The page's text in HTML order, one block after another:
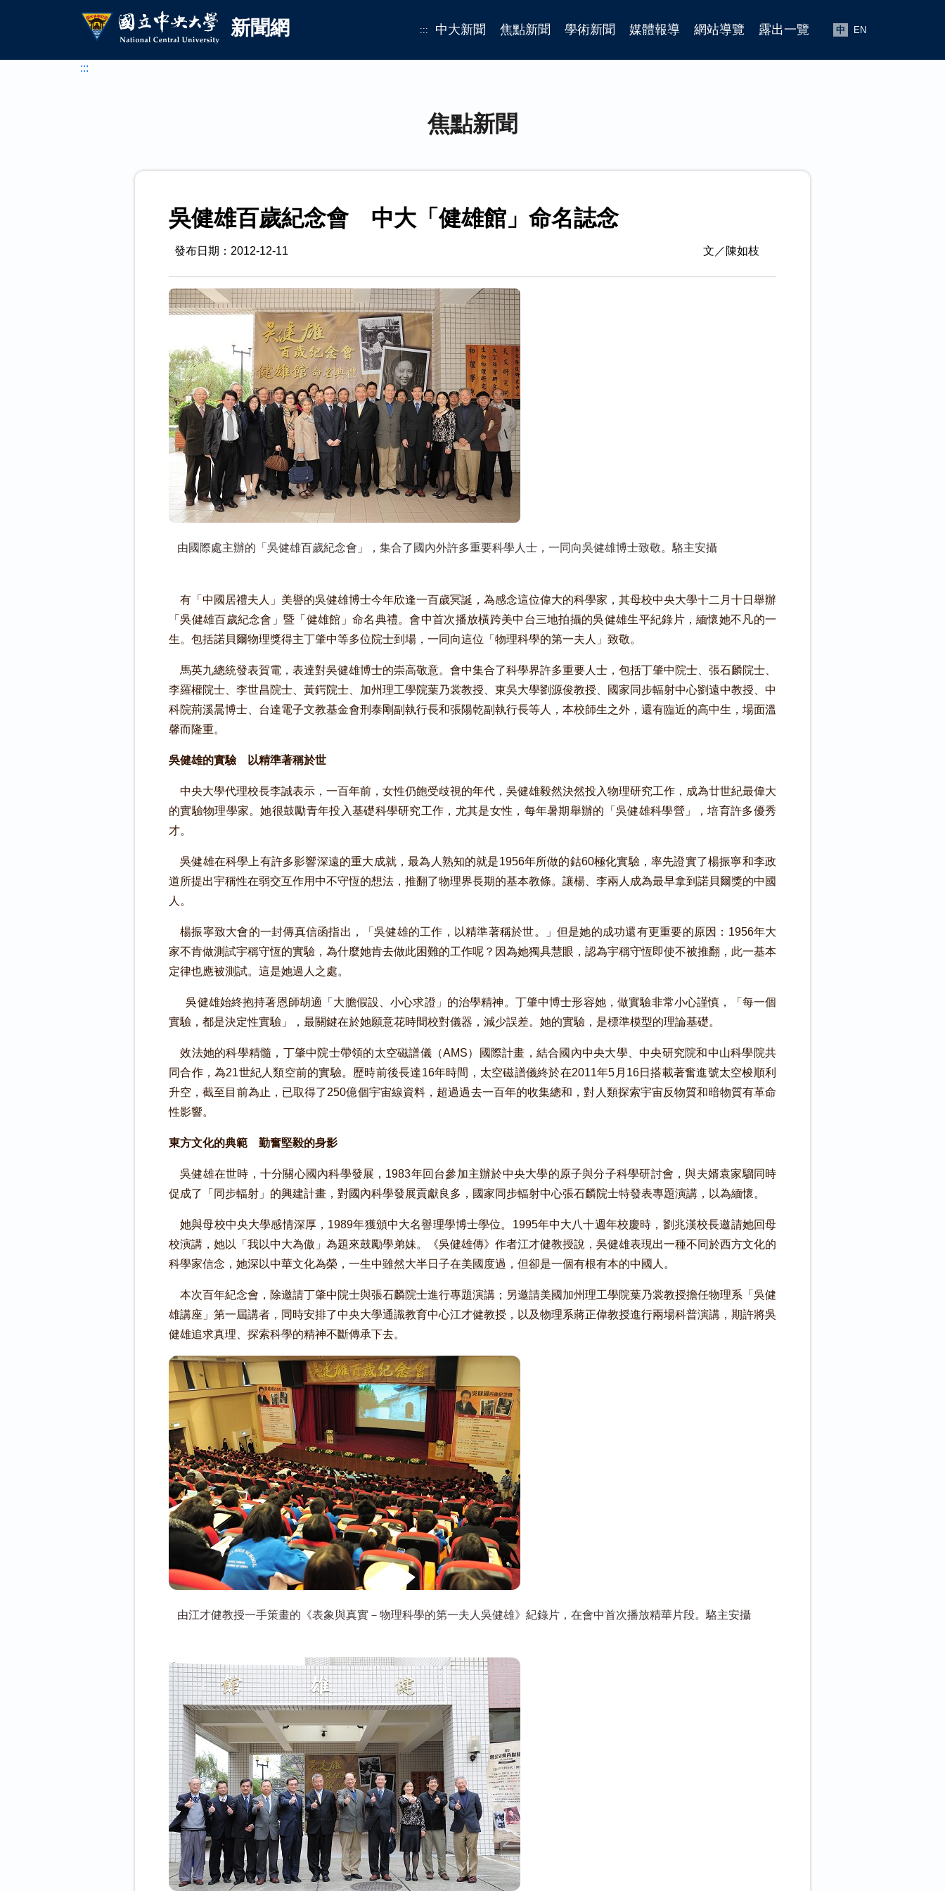
國立中央大學新聞網新聞網 ::: 中大新聞 焦點新聞 學術新聞 媒體報導 網站導覽 露出一覽 中 EN
:::
焦點新聞
吳健雄百歲紀念會 中大「健雄館」命名誌念
發布日期：2012-12-11 文／陳如枝
由國際處主辦的「吳健雄百歲紀念會」，集合了國內外許多重要科學人士，一同向吳健雄博士致敬。駱主安攝
有「中國居禮夫人」美譽的吳健雄博士今年欣逢一百歲冥誕，為感念這位偉大的科學家，其母校中央大學十二月十日舉辦
「吳健雄百歲紀念會」暨「健雄館」命名典禮。會中首次播放橫跨美中台三地拍攝的吳健雄生平紀錄片，緬懷她不凡的一
生。包括諾貝爾物理獎得主丁肇中等多位院士到場，一同向這位「物理科學的第一夫人」致敬。
馬英九總統發表賀電，表達對吳健雄博士的崇高敬意。會中集合了科學界許多重要人士，包括丁肇中院士、張石麟院士、
李羅權院士、李世昌院士、黃鍔院士、加州理工學院葉乃裳教授、東吳大學劉源俊教授、國家同步輻射中心劉遠中教授、中
科院荊溪暠博士、台達電子文教基金會刑泰剛副執行長和張陽乾副執行長等人，本校師生之外，還有臨近的高中生，場面溫
馨而隆重。
吳健雄的實驗 以精準著稱於世
中央大學代理校長李誠表示，一百年前，女性仍飽受歧視的年代，吳健雄毅然決然投入物理研究工作，成為廿世紀最偉大
的實驗物理學家。她很鼓勵青年投入基礎科學研究工作，尤其是女性，每年暑期舉辦的「吳健雄科學營」，培育許多優秀
才。
吳健雄在科學上有許多影響深遠的重大成就，最為人熟知的就是1956年所做的鈷60極化實驗，率先證實了楊振寧和李政
道所提出宇稱性在弱交互作用中不守恆的想法，推翻了物理界長期的基本教條。讓楊、李兩人成為最早拿到諾貝爾獎的中國
人。
楊振寧致大會的一封傳真信函指出，「吳健雄的工作，以精準著稱於世。」但是她的成功還有更重要的原因：1956年大
家不肯做測試宇稱守恆的實驗，為什麼她肯去做此困難的工作呢？因為她獨具慧眼，認為宇稱守恆即使不被推翻，此一基本
定律也應被測試。這是她過人之處。
吳健雄始終抱持著恩師胡適「大膽假設、小心求證」的治學精神。丁肇中博士形容她，做實驗非常小心謹慎，「每一個
實驗，都是決定性實驗」，最關鍵在於她願意花時間校對儀器，減少誤差。她的實驗，是標準模型的理論基礎。
效法她的科學精髓，丁肇中院士帶領的太空磁譜儀（AMS）國際計畫，結合國內中央大學、中央研究院和中山科學院共
同合作，為21世紀人類空前的實驗。歷時前後長達16年時間，太空磁譜儀終於在2011年5月16日搭載著奮進號太空梭順利
升空，截至目前為止，已取得了250億個宇宙線資料，超過過去一百年的收集總和，對人類探索宇宙反物質和暗物質有革命
性影響。
東方文化的典範 勤奮堅毅的身影
吳健雄在世時，十分關心國內科學發展，1983年回台參加主辦於中央大學的原子與分子科學研討會，與夫婿袁家騮同時
促成了「同步輻射」的興建計畫，對國內科學發展貢獻良多，國家同步輻射中心張石麟院士特發表專題演講，以為緬懷。
她與母校中央大學感情深厚，1989年獲頒中大名譽理學博士學位。1995年中大八十週年校慶時，劉兆漢校長邀請她回母
校演講，她以「我以中大為傲」為題來鼓勵學弟妹。《吳健雄傳》作者江才健教授說，吳健雄表現出一種不同於西方文化的
科學家信念，她深以中華文化為榮，一生中雖然大半日子在美國度過，但卻是一個有根有本的中國人。
本次百年紀念會，除邀請丁肇中院士與張石麟院士進行專題演講；另邀請美國加州理工學院葉乃裳教授擔任物理系「吳健
雄講座」第一屆講者，同時安排了中央大學通識教育中心江才健教授，以及物理系蔣正偉教授進行兩場科普演講，期許將吳
健雄追求真理、探索科學的精神不斷傳承下去。
由江才健教授一手策畫的《表象與真實－物理科學的第一夫人吳健雄》紀錄片，在會中首次播放精華片段。駱主安攝